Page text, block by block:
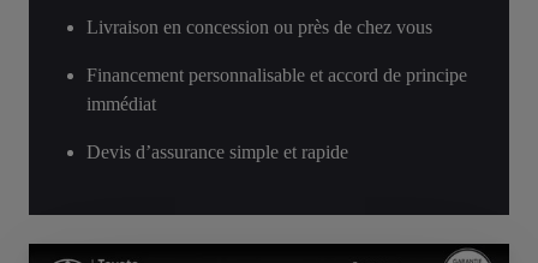
Livraison en concession ou près de chez vous
Financement personnalisable et accord de principe
immédiat
Devis d’assurance simple et rapide